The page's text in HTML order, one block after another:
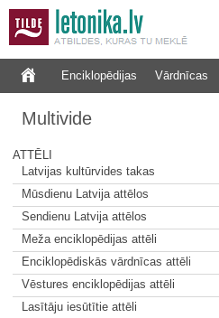
Enciklopēdijas Vārdnīcas
Multivide
ATTĒLI
Latvijas kultūrvides takas
Mūsdienu Latvija attēlos
Sendienu Latvija attēlos
Meža enciklopēdijas attēli
Enciklopēdiskās vārdnīcas attēli
Vēstures enciklopēdijas attēli
Lasītāju iesūtītie attēli